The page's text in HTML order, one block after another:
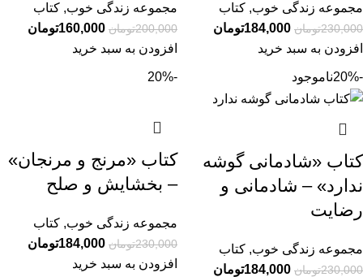
مجموعه زندگی خوب, کتاب
230,000تومان 184,000تومان
افزودن به سبد خرید
مجموعه زندگی خوب, کتاب
200,000تومان 160,000تومان
افزودن به سبد خرید
-20% ناموجود
کتاب «شادمانی گوشه
ندارد» – شادمانی و
رضایت
مجموعه زندگی خوب, کتاب
230,000تومان 184,000تومان
-20%
کتاب «مرنج و مرنجان»
– بخشایش و صلح
مجموعه زندگی خوب, کتاب
230,000تومان 184,000تومان
افزودن به سبد خرید